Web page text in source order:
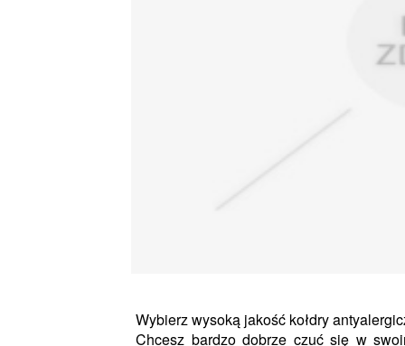
Wybierz wysoką jakość kołdry
Chcesz bardzo dobrze czuć się w